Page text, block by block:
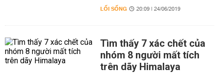
LỐI SỐNG 20:09 | 24/06/2019
Tìm thấy 7 xác chết của
nhóm 8 người mất tích
trên dãy Himalaya